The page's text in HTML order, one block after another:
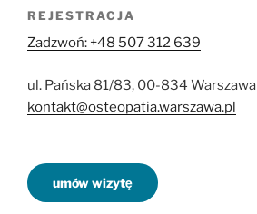
REJESTRACJA
Zadzwoń: +48 507 312 639
ul. Pańska 81/83, 00-834 Warszawa
kontakt@osteopatia.warszawa.pl
umów wizytę